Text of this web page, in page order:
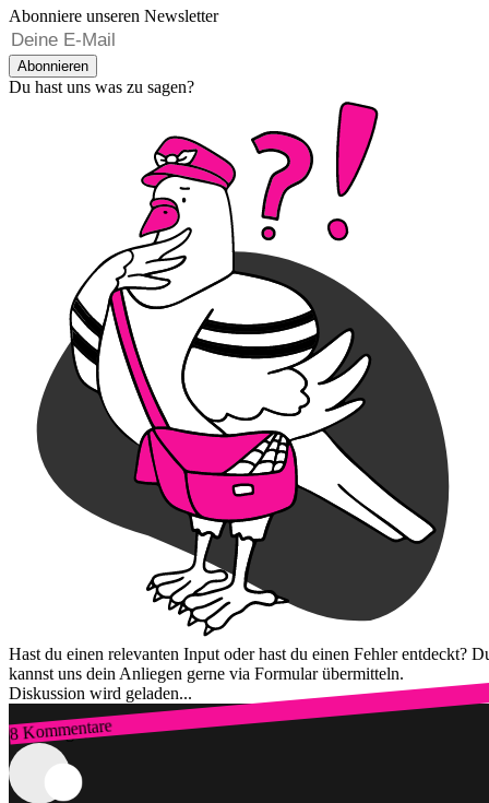
Abonniere unseren Newsletter
Abonnieren
Du hast uns was zu sagen?
Hast du einen relevanten Input oder hast du einen Fehler entdeckt?
kannst uns dein Anliegen gerne via Formular übermitteln.
Diskussion wird geladen...
8 Kommentare
Zum Login